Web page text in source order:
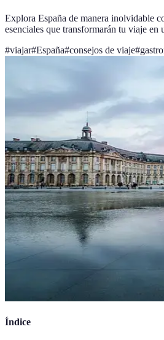
Explora España de manera inolvidable
esenciales que transformarán tu viaje en
#viajar#España#consejos de viaje#
Índice